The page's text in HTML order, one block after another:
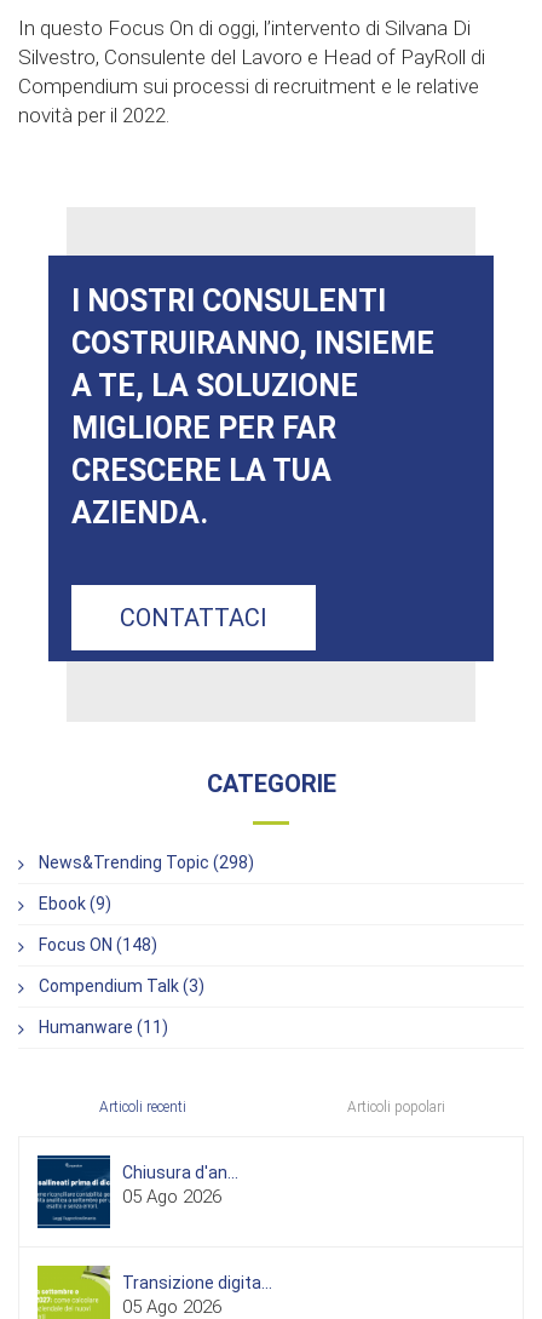
In questo Focus On di oggi, l’intervento di Silvana Di
Silvestro, Consulente del Lavoro e Head of PayRoll di
Compendium sui processi di recruitment e le relative
novità per il 2022.
I NOSTRI CONSULENTI
COSTRUIRANNO, INSIEME
A TE, LA SOLUZIONE
MIGLIORE PER FAR
CRESCERE LA TUA
AZIENDA.
CONTATTACI
CATEGORIE
News&Trending Topic (298)
Ebook (9)
Focus ON (148)
Compendium Talk (3)
Humanware (11)
Articoli recenti Articoli popolari
Chiusura d'an...
05 Ago 2026
Transizione digita...
05 Ago 2026